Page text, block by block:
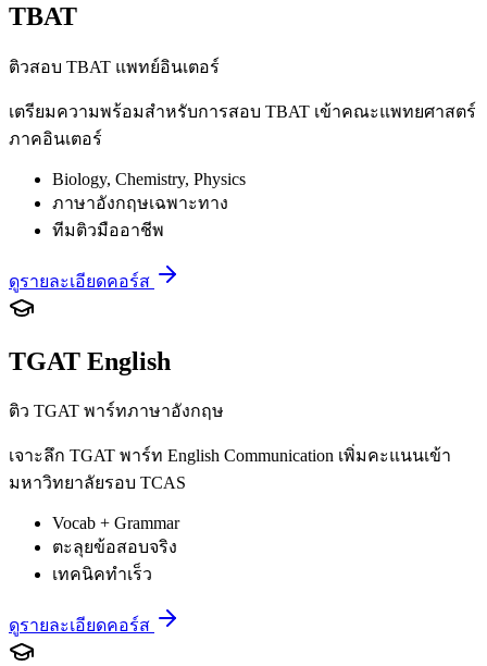
TBAT
ติวสอบ TBAT แพทย์อินเตอร์
เตรียมความพร้อมสำหรับการสอบ TBAT เข้าคณะแพทยศาสตร์
ภาคอินเตอร์
Biology, Chemistry, Physics
ภาษาอังกฤษเฉพาะทาง
ทีมติวมืออาชีพ
ดูรายละเอียดคอร์ส
TGAT English
ติว TGAT พาร์ทภาษาอังกฤษ
เจาะลึก TGAT พาร์ท English Communication เพิ่มคะแนนเข้า
มหาวิทยาลัยรอบ TCAS
Vocab + Grammar
ตะลุยข้อสอบจริง
เทคนิคทำเร็ว
ดูรายละเอียดคอร์ส